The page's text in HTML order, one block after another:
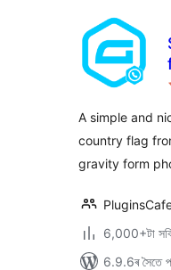
A simple and
country flag
gravity form
6,000+টা
6.9.6ৰ সৈতে